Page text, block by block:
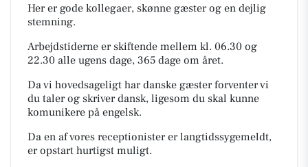
Her er gode kollegaer, skønne gæster og en dejlig
stemning.
Arbejdstiderne er skiftende mellem kl. 06.30 og
22.30 alle ugens dage, 365 dage om året.
Da vi hovedsageligt har danske gæster forventer vi
du taler og skriver dansk, ligesom du skal kunne
komunikere på engelsk.
Da en af vores receptionister er langtidssygemeldt,
er opstart hurtigst muligt.